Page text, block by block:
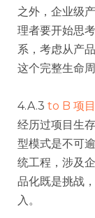
之外，企业级
理者要开始思
系，考虑从产
这个完整生命
4.A.3 to B 项
经历过项目生
型模式是不可
统工程，涉及
品化既是挑战
入。